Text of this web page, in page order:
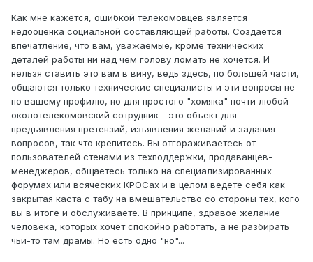
Как мне кажется, ошибкой телекомовцев является
недооценка социальной составляющей работы. Создается
впечатление, что вам, уважаемые, кроме технических
деталей работы ни над чем голову ломать не хочется. И
нельзя ставить это вам в вину, ведь здесь, по большей части,
общаются только технические специалисты и эти вопросы не
по вашему профилю, но для простого "хомяка" почти любой
околотелекомовский сотрудник - это объект для
предъявления претензий, изъявления желаний и задания
вопросов, так что крепитесь. Вы отгораживаетесь от
пользователей стенами из техподдержки, продаванцев-
менеджеров, общаетесь только на специализированных
форумах или всяческих КРОСах и в целом ведете себя как
закрытая каста с табу на вмешательство со стороны тех, кого
вы в итоге и обслуживаете. В принципе, здравое желание
человека, которых хочет спокойно работать, а не разбирать
чьи-то там драмы. Но есть одно "но"...